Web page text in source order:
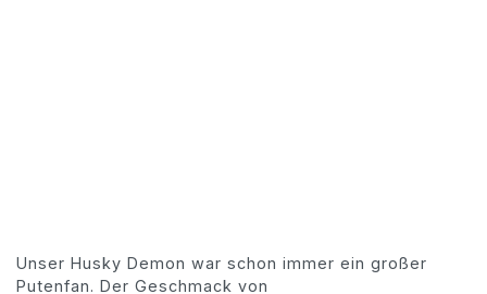
Unser Husky Demon war schon immer ein großer
Putenfan. Der Geschmack von